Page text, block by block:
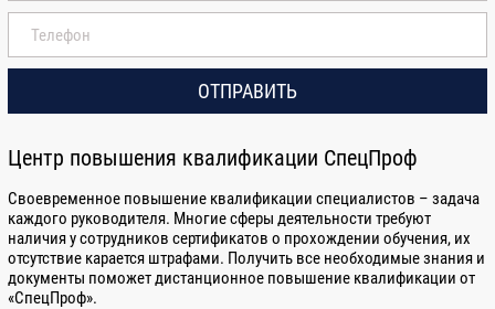
Машинистов растворонасоса
Машинистов трубоукладчика
Машинистов электростанции передвижной
Монтажников по монтажу стальных и
Монтажников санитарно-технических систем и
оборудования
Монтажников систем вентиляции,
кондиционирования воздуха, пневмотранспорта и
аспирации
Монтажников строительных машин и механизмов
ОТПРАВИТЬ
Центр повышения квалификации СпецПроф
Своевременное повышение квалификации специалистов – задача
каждого руководителя. Многие сферы деятельности требуют
наличия у сотрудников сертификатов о прохождении обучения, их
отсутствие карается штрафами. Получить все необходимые знания и
документы поможет дистанционное повышение квалификации от
«СпецПроф».